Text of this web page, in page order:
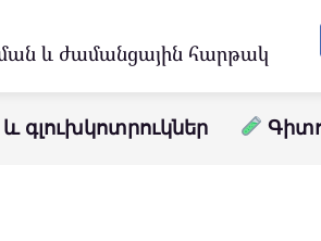
և ժամանցային հարթակ
գլուխկոտրուկներ